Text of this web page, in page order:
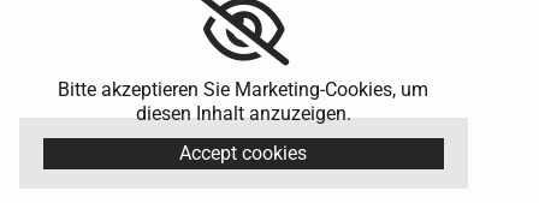
Bitte akzeptieren Sie Marketing-Cookies, um
diesen Inhalt anzuzeigen.
Accept cookies